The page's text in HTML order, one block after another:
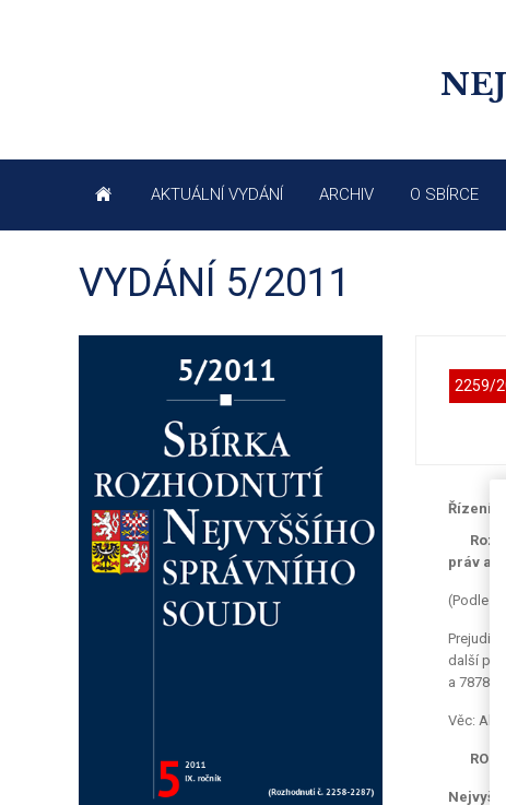
AKTUÁLNÍ VYDÁNÍ ARCHIV O SBÍRCE
VYDÁNÍ 5/2011
2259/
Řízení
práv a
(Podle
další
a 7878/
Věc: